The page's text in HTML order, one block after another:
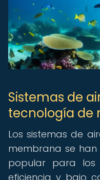
Sistemas de
tecnología de
Los sistemas de
membrana se
popular para
eficiencia y bajo